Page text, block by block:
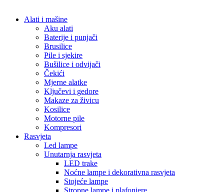
Alati i mašine
Aku alati
Baterije i punjači
Brusilice
Pile i sjekire
Bušilice i odvijači
Čekići
Mjerne alatke
Ključevi i gedore
Makaze za živicu
Kosilice
Motorne pile
Kompresori
Rasvjeta
Led lampe
Unutarnja rasvjeta
LED trake
Noćne lampe i dekorativna rasvjeta
Stojeće lampe
Stropne lampe i plafonjere